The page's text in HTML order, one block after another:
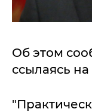
Об этом
ссылаясь на